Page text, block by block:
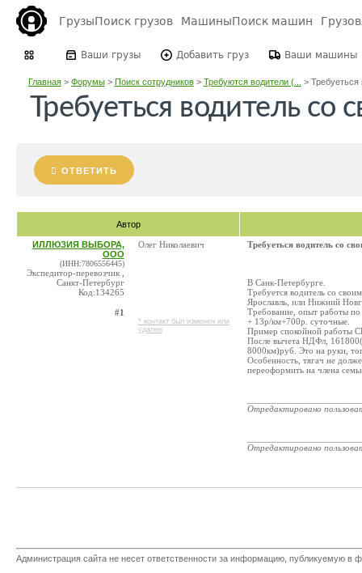
ГрузыПоиск грузов МашиныПоиск машин
Ваши грузы Добавить груз Ваши машины
Главная> Форумы> Поиск сотрудников> Требуются водители (... > Требуеться
Требуеться водитель со
ОТВЕТИТЬ
Автор
ИЛЛЮЗИЯ ВЫБОРА,
ООО
(ИНН:7806556445)
Экспедитор-перевозчик ,
Санкт-Петербург
Код:134265
#1
Олег Николаевич
* контакт был изменен или
удален
Требуеться водитель со
В Санк-Петербурге.
Требуется водитель со
Ярославль, или Нижний
Требование, опыт работы
+ 13р/км+700р. суточные.
Пример спокойной работы
После вычета НДФл,
8000км)руб. Это на руки,
Особенность, тягач не
переоформить на члена
Отредактировано
Отредактировано
Администрация сайта не несет ответственности за информацию, публикуемую